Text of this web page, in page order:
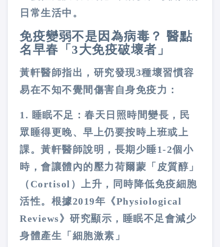
日常生活中。
免疫變弱不是因為病毒？ 醫點
名早春「3大免疫破壞者」
黃軒醫師指出，研究發現3種壞習慣容
易在不知不覺間傷害自身免疫力：
1. 睡眠不足： 春天日照時間變長，民
眾睡得更晚、早上仍要按時上班或上
課。黃軒醫師說明， 長期少睡1-2個小
時，會讓體內的壓力荷爾蒙「皮質醇」
（Cortisol）上升，同時降低免疫細胞
活性。根據2019年《Physiological
Reviews》研究顯示，睡眠不足會減少
身體產生「細胞激素」